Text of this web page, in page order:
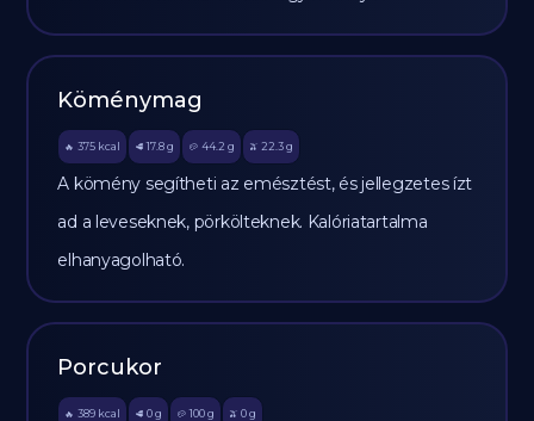
Köménymag
🔥 375 kcal 🥩 17.8 g 🥔 44.2 g 🫒 22.3 g
A kömény segítheti az emésztést, és jellegzetes ízt
ad a leveseknek, pörkölteknek. Kalóriatartalma
elhanyagolható.
Porcukor
🔥 389 kcal 🥩 0 g 🥔 100g 🫒 0 g